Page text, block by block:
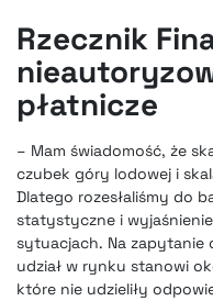
Rzecznik
płatnicze
– Mam świadomość, że
czubek góry lodowej i
Dlatego rozesłaliśmy do
statystyczne i
sytuacjach. Na zapytanie
udział w rynku stanowi
które nie udzieliły